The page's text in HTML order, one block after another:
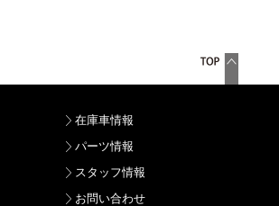
在庫車情報
パーツ情報
スタッフ情報
お問い合わせ